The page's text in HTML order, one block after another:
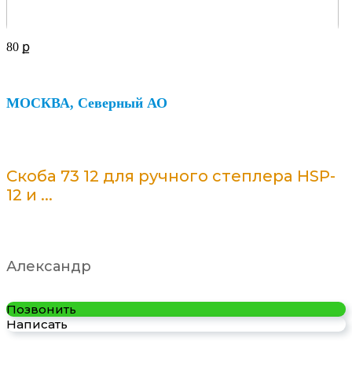
80 ք
МОСКВА, Северный АО
Скоба 73 12 для ручного степлера HSP-
12 и ...
Александр
Позвонить
Написать